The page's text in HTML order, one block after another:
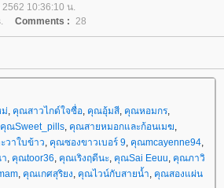
10:36:10 น.
Comments : 28
, คุณสาวไกด์ใจซื่อ, คุณอุ้มสี, คุณหอมกร,
คุณSweet_pills, คุณสายหมอกและก้อนเมฆ,
วาใบข้าว, คุณซองขาวเบอร์ 9, คุณmcayenne94,
, คุณtoor36, คุณเริงฤดีนะ, คุณSai Eeuu, คุณภาวิ
, คุณเกศสุริยง, คุณไวน์กับสายน้ำ, คุณสองแผ่น